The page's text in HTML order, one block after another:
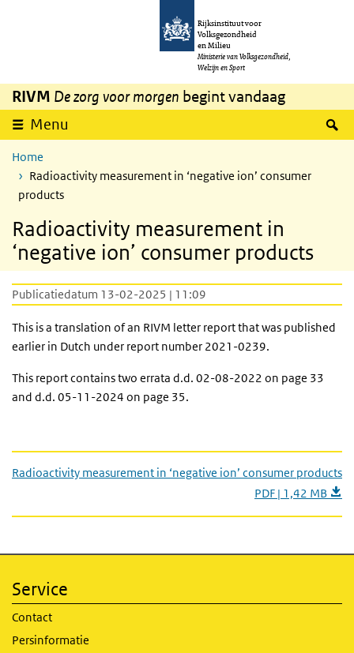
Overslaan en naar de inhoud gaan
Rijksinstituut voor
Volksgezondheid
en Milieu
Ministerie van Volksgezondheid,
Welzijn en Sport
RIVM De zorg voor morgen begint vandaag
Menu
Home
Radioactivity measurement in ‘negative ion’ consumer
products
Radioactivity measurement in
‘negative ion’ consumer products
Publicatiedatum 13-02-2025 | 11:09
This is a translation of an RIVM letter report that was published
earlier in Dutch under report number 2021-0239.
This report contains two errata d.d. 02-08-2022 on page 33
and d.d. 05-11-2024 on page 35.
Radioactivity measurement in ‘negative ion’ consumer products
PDF | 1,42 MB
Service
Contact
Persinformatie